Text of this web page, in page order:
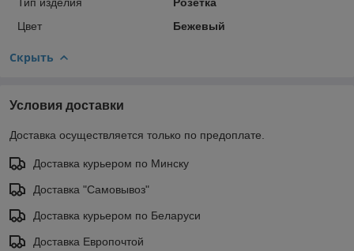
Цвет
Бежевый
Скрыть
Условия доставки
Доставка осуществляется только по предоплате.
Доставка курьером по Минску
Доставка "Самовывоз"
Доставка курьером по Беларуси
Доставка Европочтой